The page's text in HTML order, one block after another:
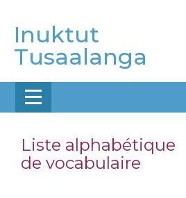
contenu
principal
Inuktut
Tusaalanga
Liste alphabétique
de vocabulaire